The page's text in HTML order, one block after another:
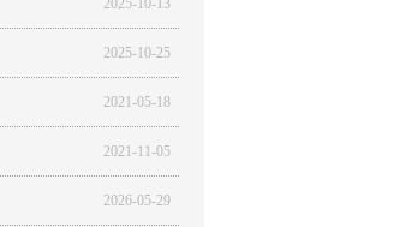
2025-10-13
2025-10-25
2021-05-18
2021-11-05
2026-05-29